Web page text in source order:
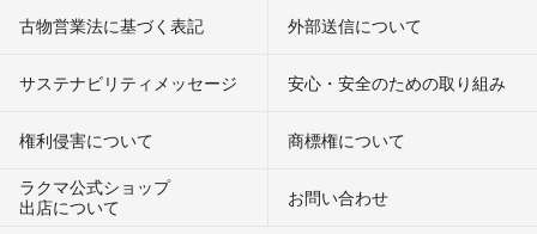
古物営業法に基づく表記 外部送信について
サステナビリティメッセージ 安心・安全のための取り組み
権利侵害について
商標権について
ラクマ公式ショップ
出店について
お問い合わせ